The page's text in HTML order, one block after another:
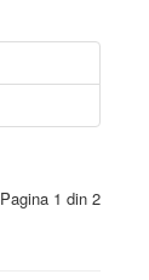
Pagina 1 din 2